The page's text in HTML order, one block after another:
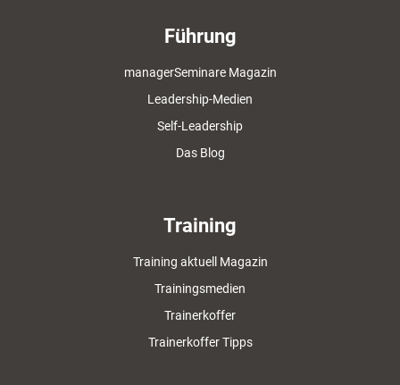
Führung
managerSeminare Magazin
Leadership-Medien
Self-Leadership
Das Blog
Training
Training aktuell Magazin
Trainingsmedien
Trainerkoffer
Trainerkoffer Tipps